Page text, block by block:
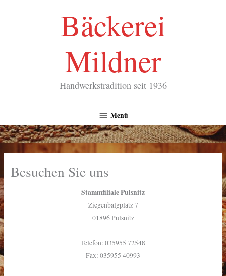
Bäckerei
Mildner
Handwerkstradition seit 1936
Menü
Menü
Besuchen Sie uns
Stammfiliale Pulsnitz
Ziegenbalgplatz 7
01896 Pulsnitz
Telefon: 035955 72548
Fax: 035955 40993